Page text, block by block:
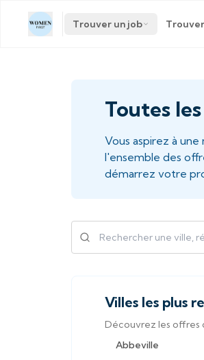
Trouver un job
Toutes
Vous aspirez à
l'ensemble des
démarrez votre
Villes les plus
Découvrez les offres
Abbeville